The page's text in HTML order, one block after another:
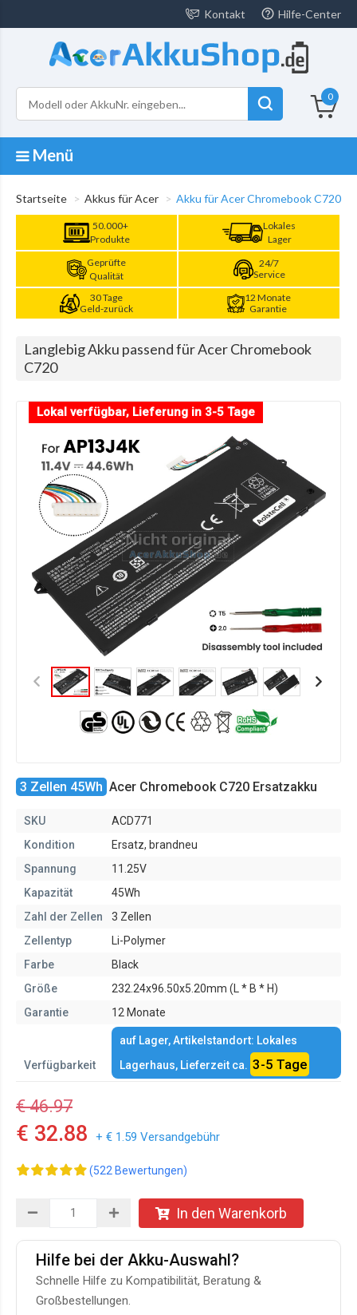
Kontakt Hilfe-Center
0
Menü
Startseite Akkus für Acer Akku für Acer Chromebook C720
50.000+
Produkte
Lokales
Lager
Geprüfte
Qualität
24/7
Service
30 Tage
Geld-zurück
12 Monate
Garantie
Langlebig Akku passend für Acer Chromebook
C720
Lokal verfügbar, Lieferung in 3-5 Tage
3 Zellen 45Wh Acer Chromebook C720 Ersatzakku
SKU
ACD771
Kondition
Ersatz, brandneu
Spannung
11.25V
Kapazität
45Wh
Zahl der Zellen
3 Zellen
Zellentyp
Li-Polymer
Farbe
Black
Größe
232.24x96.50x5.20mm (L * B * H)
Garantie
12 Monate
Verfügbarkeit
auf Lager, Artikelstandort: Lokales
Lagerhaus, Lieferzeit ca. 3-5 Tage
€ 46.97
€ 32.88 + € 1.59 Versandgebühr
(522 Bewertungen)
In den Warenkorb
Hilfe bei der Akku-Auswahl?
Schnelle Hilfe zu Kompatibilität, Beratung &
Großbestellungen.